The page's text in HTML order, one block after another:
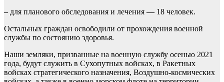
– для планового обследования и лечения — 18 человек.
Остальных граждан освободили от прохождения военной
службы по состоянию здоровья.
Наши земляки, призванные на военную службу осенью 2021
года, будут служить в Сухопутных войсках, в Ракетных
войсках стратегического назначения, Воздушно-космических